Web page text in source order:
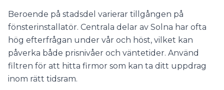
Beroende på stadsdel varierar tillgången på
fönsterinstallatör. Centrala delar av Solna har ofta
hög efterfrågan under vår och höst, vilket kan
påverka både prisnivåer och väntetider. Använd
filtren för att hitta firmor som kan ta ditt uppdrag
inom rätt tidsram.